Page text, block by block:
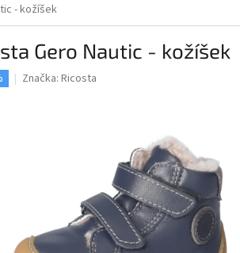
- kožíšek
Gero Nautic - kožíšek
Značka: Ricosta